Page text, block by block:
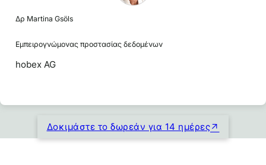
Δρ Martina Gsöls
Εμπειρογνώμονας προστασίας δεδομένων
hobex AG
Δοκιμάστε το δωρεάν για 14 ημέρες